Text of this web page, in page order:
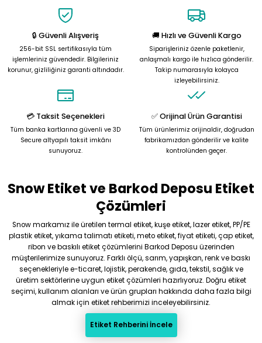
🔒 Güvenli Alışveriş
256-bit SSL sertifikasıyla tüm
işlemleriniz güvendedir. Bilgileriniz
korunur, gizliliğiniz garanti altındadır.
🚚 Hızlı ve Güvenli Kargo
Siparişleriniz özenle paketlenir,
anlaşmalı kargo ile hızlıca gönderilir.
Takip numarasıyla kolayca
izleyebilirsiniz.
💳 Taksit Seçenekleri
Tüm banka kartlarına güvenli ve 3D
Secure altyapılı taksit imkânı
sunuyoruz.
✅ Orijinal Ürün Garantisi
Tüm ürünlerimiz orijinaldir, doğrudan
fabrikamızdan gönderilir ve kalite
kontrolünden geçer.
Snow Etiket ve Barkod Deposu Etiket
Çözümleri
Snow markamız ile üretilen termal etiket, kuşe etiket, lazer etiket, PP/PE
plastik etiket, yıkama talimatı etiketi, meto etiket, fiyat etiketi, çap etiket,
ribon ve baskılı etiket çözümlerini Barkod Deposu üzerinden
müşterilerimize sunuyoruz. Farklı ölçü, sarım, yapışkan, renk ve baskı
seçenekleriyle e-ticaret, lojistik, perakende, gıda, tekstil, sağlık ve
üretim sektörlerine uygun etiket çözümleri hazırlıyoruz. Doğru etiket
seçimi, kullanım alanları ve ürün grupları hakkında daha fazla bilgi
almak için etiket rehberimizi inceleyebilirsiniz.
Etiket Rehberini İncele